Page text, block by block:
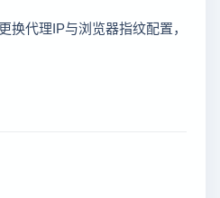
换代理IP与浏览器指纹配置，